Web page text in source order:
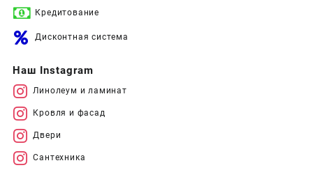
Кредитование
Дисконтная система
Наш Instagram
Линолеум и ламинат
Кровля и фасад
Двери
Сантехника